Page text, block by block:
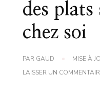
des plats
chez soi
PAR GAUD MISE À
LAISSER UN